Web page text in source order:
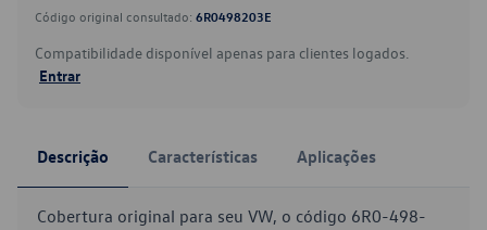
Código original consultado: 6R0498203E
Compatibilidade disponível apenas para clientes logados.
Entrar
Descrição Características Aplicações
Cobertura original para seu VW, o código 6R0-498-